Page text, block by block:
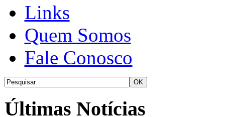
Links
Quem Somos
Fale Conosco
Últimas Notícias